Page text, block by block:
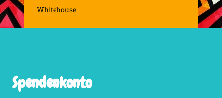
Whitehouse
Spendenkonto